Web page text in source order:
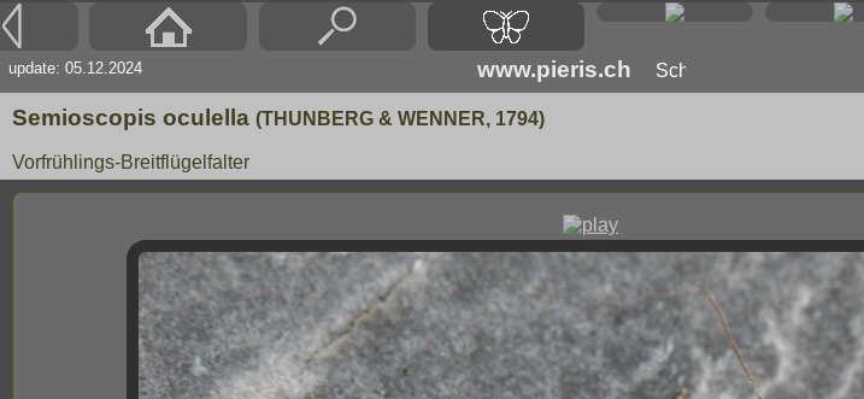
update: 05.12.2024
www.pieris.ch
Semioscopis oculella (THUNBERG & WENNER, 1794)
Vorfrühlings-Breitflügelfalter